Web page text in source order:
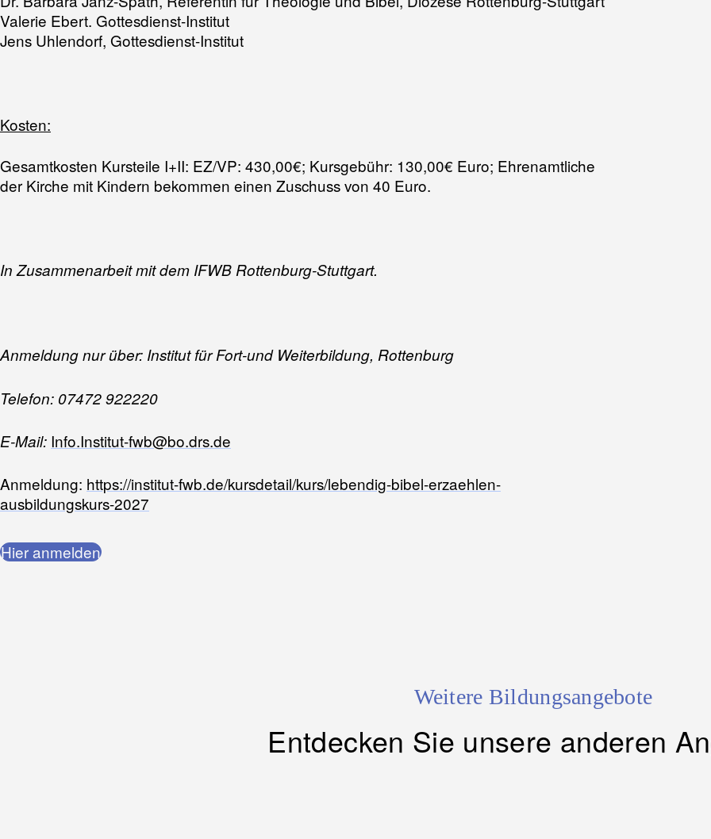
Valerie Ebert. Gottesdienst-Institut
Jens Uhlendorf, Gottesdienst-Institut
Kosten:
Gesamtkosten Kursteile I+II: EZ/VP: 430,00€; Kursgebühr: 130,00€ Euro; Ehrenamtliche
der Kirche mit Kindern bekommen einen Zuschuss von 40 Euro.
In Zusammenarbeit mit dem IFWB Rottenburg-Stuttgart.
Anmeldungnur über: Institut für Fort-und Weiterbildung, Rottenburg
Telefon: 07472 922220
E-Mail: Info.Institut-fwb@bo.drs.de
Anmeldung: https://institut-fwb.de/kursdetail/kurs/lebendig-bibel-erzaehlen-
ausbildungskurs-2027
Hier anmelden
Weitere Bildungsangebote
Entdecken Sie unsere anderen